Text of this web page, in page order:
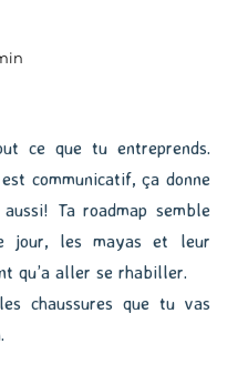
ce que tu entreprends.
communicatif, ça donne
Ta roadmap semble
jour, les mayas et leur
qu’a aller se rhabiller.
chaussures que tu vas